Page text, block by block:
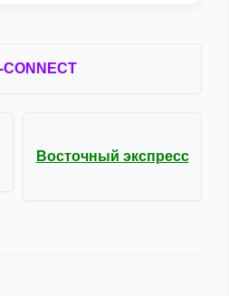
Восточный экспресс